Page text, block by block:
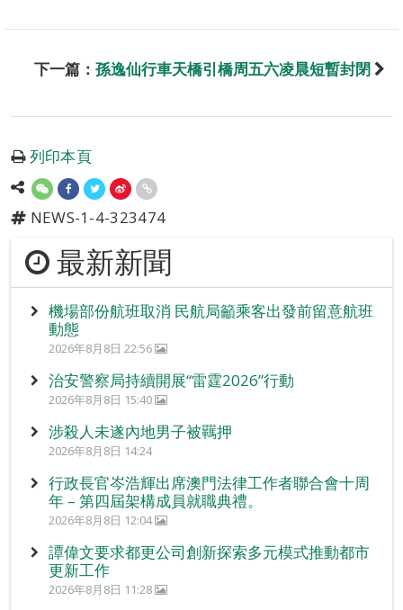
下一篇： 孫逸仙行車天橋引橋周五六凌晨短暫封閉
列印本頁
NEWS-1-4-323474
最新新聞
機場部份航班取消 民航局籲乘客出發前留意航班
動態
2026年8月8日 22:56
治安警察局持續開展“雷霆2026”行動
2026年8月8日 15:40
涉殺人未遂內地男子被羈押
2026年8月8日 14:24
行政長官岑浩輝出席澳門法律工作者聯合會十周
年 – 第四屆架構成員就職典禮。
2026年8月8日 12:04
譚偉文要求都更公司創新探索多元模式推動都市
更新工作
2026年8月8日 11:28